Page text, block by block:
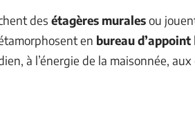
des étagères muralesou
en bureau d’appoint
à l’énergie de la maisonnée, aux